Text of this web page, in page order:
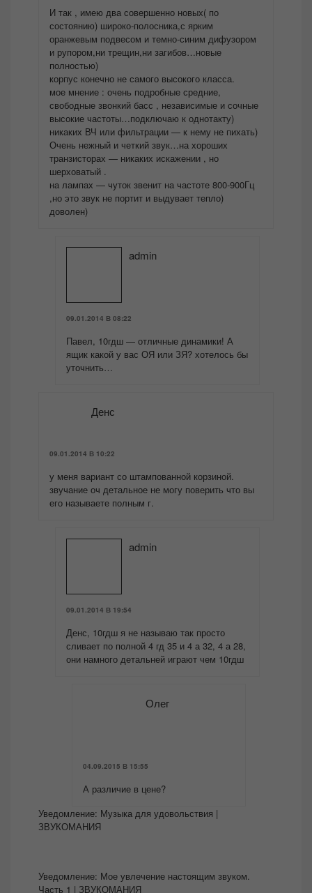
И так , имею два совершенно новых( по
состоянию) широко-полосника,с ярким
оранжевым подвесом и темно-синим дифузором
и рупором,ни трещин,ни загибов…новые
полностью)
корпус конечно не самого высокого класса.
мое мнение : очень подробные средние,
свободные звонкий басс , независимые и сочные
высокие частоты…подключаю к однотакту)
никаких ВЧ или фильтрации — к нему не пихать)
Очень нежный и четкий звук…на хороших
транзисторах — никаких искажении , но
шерховатый .
на лампах — чуток звенит на частоте 800-900Гц
,но это звук не портит и выдувает тепло)
доволен)
admin
09.01.2014 В 08:22
Павел, 10гдш — отличные динамики! А
ящик какой у вас ОЯ или ЗЯ? хотелось бы
уточнить…
Денс
09.01.2014 В 10:22
у меня вариант со штампованной корзиной.
звучание оч детальное не могу поверить что вы
его называете полным г.
admin
09.01.2014 В 19:54
Денс, 10гдш я не называю так просто
сливает по полной 4 гд 35 и 4 а 32, 4 а 28,
они намного детальней играют чем 10гдш
Олег
04.09.2015 В 15:55
А различие в цене?
Уведомление: Музыка для удовольствия |
ЗВУКОМАНИЯ
Уведомление: Мое увлечение настоящим звуком.
Часть 1 | ЗВУКОМАНИЯ